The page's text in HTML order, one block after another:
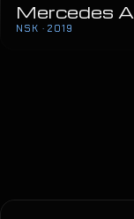
Mercedes
NSK · 2019